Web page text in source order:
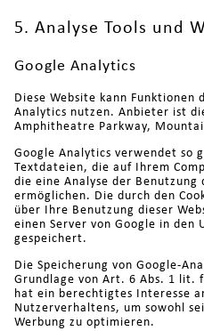
5. Analyse Tools und
Google Analytics
Diese Website kann Funktionen
Analytics nutzen. Anbieter ist
Amphitheatre Parkway,
Google Analytics verwendet so
Textdateien, die auf Ihrem
die eine Analyse der Benutzung
ermöglichen. Die durch den
über Ihre Benutzung dieser
einen Server von Google in den
gespeichert.
Die Speicherung von Google-
Grundlage von Art. 6 Abs. 1 lit.
hat ein berechtigtes Interesse
Nutzerverhaltens, um sowohl
Werbung zu optimieren.